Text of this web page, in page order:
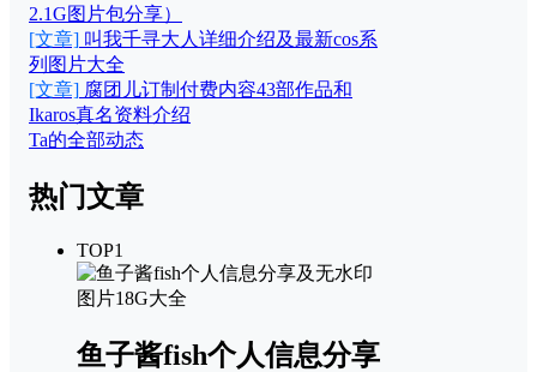
2.1G图片包分享）
[文章] 叫我千寻大人详细介绍及最新cos系
列图片大全
[文章] 腐团儿订制付费内容43部作品和
Ikaros真名资料介绍
Ta的全部动态
热门文章
TOP1
鱼子酱fish个人信息分享